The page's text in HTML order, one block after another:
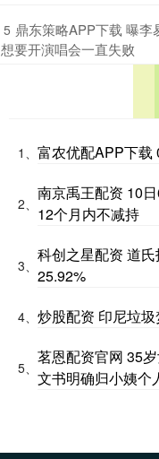
5 鼎东策略APP下载 曝李
想要开演唱会一直失败
1、 富农优配APP下载
2、
南京禹王配资 10
12个月内不减持
3、
科创之星配资 道
25.92%
4、 炒股配资 印尼垃
5、
茗恩配资官网 35
文书明确归小姨个